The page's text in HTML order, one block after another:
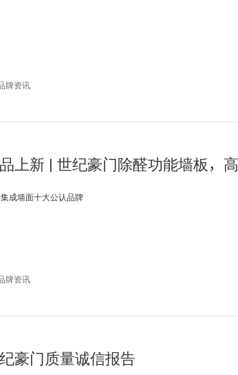
牌资讯
上新 | 世纪豪门除醛功能墙板，
集成墙面十大公认品牌
牌资讯
豪门质量诚信报告